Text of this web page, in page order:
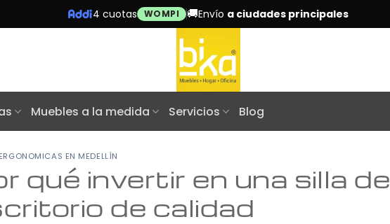
4 cuotas WOMPI 🚚Envío a ciudades principales
Muebles a la medida Servicios Blog
EN MEDELLÍN
qué invertir en una silla de
de calidad